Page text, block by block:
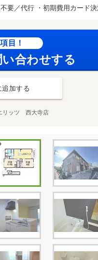
要／代行 ・初期費用カード
目！
合わせする
加する
リッツ 西大寺店